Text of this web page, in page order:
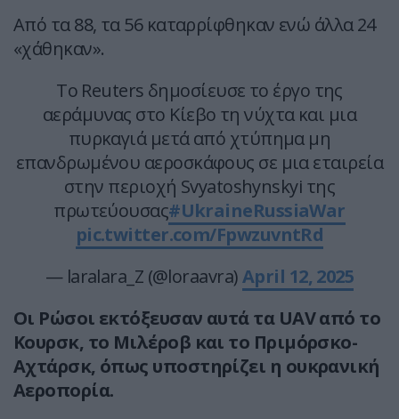
Από τα 88, τα 56 καταρρίφθηκαν ενώ άλλα 24
«χάθηκαν».
Το Reuters δημοσίευσε το έργο της
αεράμυνας στο Κίεβο τη νύχτα και μια
πυρκαγιά μετά από χτύπημα μη
επανδρωμένου αεροσκάφους σε μια εταιρεία
στην περιοχή Svyatoshynskyi της
πρωτεύουσας#UkraineRussiaWar
pic.twitter.com/FpwzuvntRd
— laralara_Z (@loraavra)April 12, 2025
Οι Ρώσοι εκτόξευσαν αυτά τα UAV από το
Κουρσκ, το Μιλέροβ και το Πριμόρσκο-
Αχτάρσκ, όπως υποστηρίζει η ουκρανική
Αεροπορία.